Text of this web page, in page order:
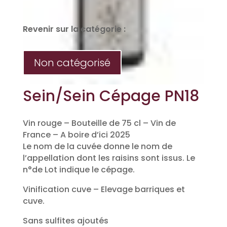
Revenir sur la catégorie :
Non catégorisé
Sein/Sein Cépage PN18
Vin rouge – Bouteille de 75 cl – Vin de
France – A boire d’ici 2025
Le nom de la cuvée donne le nom de
l’appellation dont les raisins sont issus. Le
n°de Lot indique le cépage.
Vinification cuve – Elevage barriques et
cuve.
Sans sulfites ajoutés